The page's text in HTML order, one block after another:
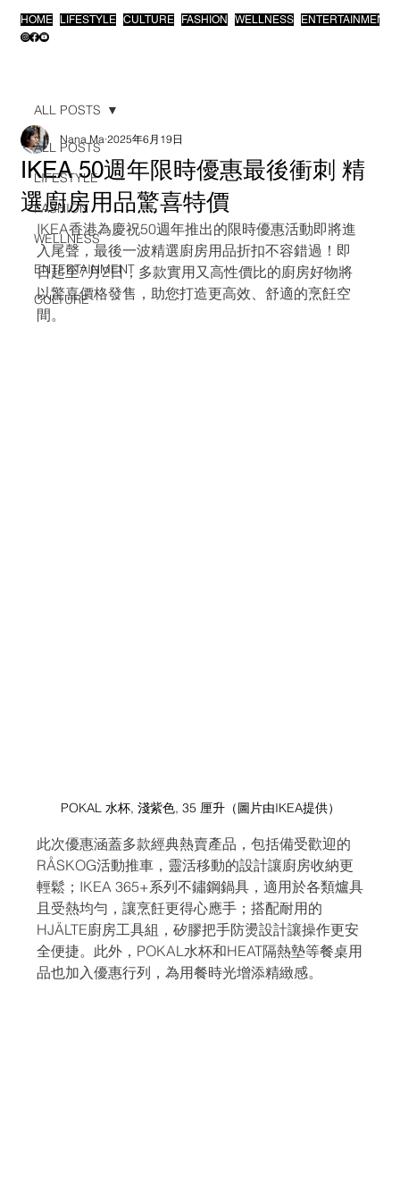
HOME LIFESTYLE CULTURE FASHION WELLNESS ENTERTAINMENT
ALL POSTS
LIFESTYLE
FASHION
WELLNESS
ENTERTAINMENT
CULTURE
ALL POSTS
IKEA 50週年限時優惠最後衝刺 精
選廚房用品驚喜特價
Nana Ma 2025年6月19日
IKEA香港為慶祝50週年推出的限時優惠活動即將進
入尾聲，最後一波精選廚房用品折扣不容錯過！即
日起至7月2日，多款實用又高性價比的廚房好物將
以驚喜價格發售，助您打造更高效、舒適的烹飪空
間。
POKAL 水杯, 淺紫色, 35 厘升（圖片由IKEA提供）
此次優惠涵蓋多款經典熱賣產品，包括備受歡迎的
RÅSKOG活動推車，靈活移動的設計讓廚房收納更
輕鬆；IKEA 365+系列不鏽鋼鍋具，適用於各類爐具
且受熱均勻，讓烹飪更得心應手；搭配耐用的
HJÄLTE廚房工具組，矽膠把手防燙設計讓操作更安
全便捷。此外，POKAL水杯和HEAT隔熱墊等餐桌用
品也加入優惠行列，為用餐時光增添精緻感。